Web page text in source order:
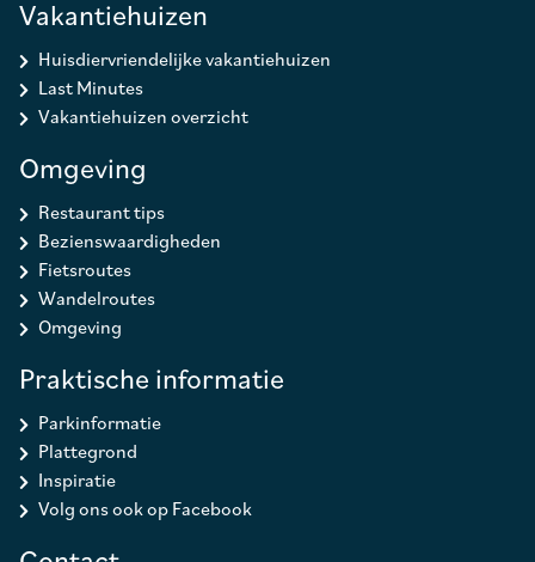
Vakantiehuizen
Huisdiervriendelijke vakantiehuizen
Last Minutes
Vakantiehuizen overzicht
Omgeving
Restaurant tips
Bezienswaardigheden
Fietsroutes
Wandelroutes
Omgeving
Praktische informatie
Parkinformatie
Plattegrond
Inspiratie
Volg ons ook op Facebook